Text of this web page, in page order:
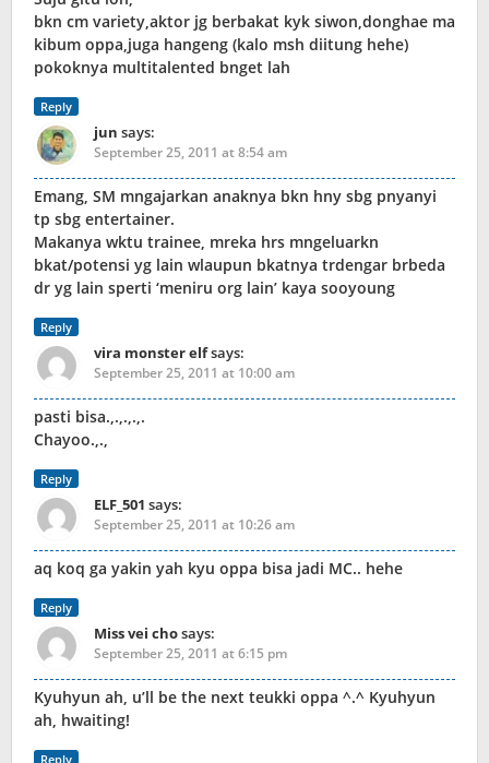
bkn cm variety,aktor jg berbakat kyk siwon,donghae ma
kibum oppa,juga hangeng (kalo msh diitung hehe)
pokoknya multitalented bnget lah
Reply
jun says:
September 25, 2011 at 8:54 am
Emang, SM mngajarkan anaknya bkn hny sbg pnyanyi
tp sbg entertainer.
Makanya wktu trainee, mreka hrs mngeluarkn
bkat/potensi yg lain wlaupun bkatnya trdengar brbeda
dr yg lain sperti ‘meniru org lain’ kaya sooyoung
Reply
vira monster elfsays:
September 25, 2011 at 10:00 am
pasti bisa.,.,.,.,.
Chayoo.,.,
Reply
ELF_501 says:
September 25, 2011 at 10:26 am
aq koq ga yakin yah kyu oppa bisa jadi MC.. hehe
Reply
Miss vei chosays:
September 25, 2011 at 6:15 pm
Kyuhyun ah, u’ll be the next teukki oppa ^.^ Kyuhyun
ah, hwaiting!
Reply